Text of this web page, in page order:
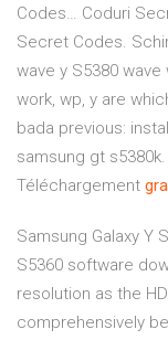
Codes… Coduri
Secret Codes.
wave y S5380
work, wp, y are
bada previous:
samsung gt
Téléchargement
Samsung Galaxy Y
S5360 software
resolution as the
comprehensively